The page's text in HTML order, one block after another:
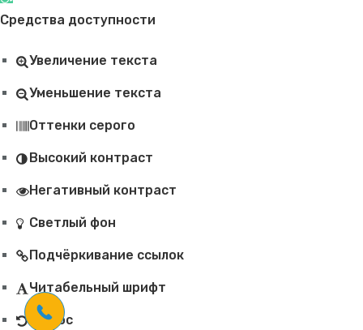
Средства доступности
Увеличение текста
Уменьшение текста
Оттенки серого
Высокий контраст
Негативный контраст
Светлый фон
Подчёркивание ссылок
Читабельный шрифт
Сброс